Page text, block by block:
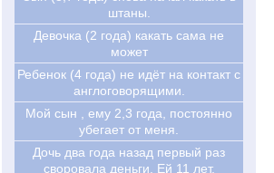
штаны.
Девочка (2 года) какать сама не
может
Ребенок (4 года) не идёт на контакт с
англоговорящими.
Мой сын , ему 2,3 года, постоянно
убегает от меня.
Дочь два года назад первый раз
своровала деньги. Ей 11 лет.